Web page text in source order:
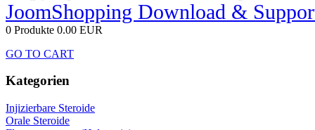
JoomShopping Download &
0 Produkte 0.00 EUR
GO TO CART
Kategorien
Injizierbare Steroide
Orale Steroide